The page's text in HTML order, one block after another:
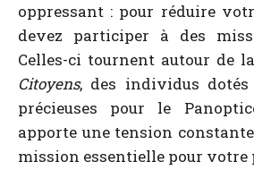
oppressant : pour réduire
devez participer à des
Celles-ci tournent autour de
Citoyens, des individus dotés
précieuses pour le
apporte une tension
mission essentielle pour votre